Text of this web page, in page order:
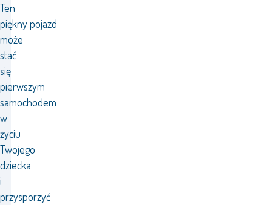
Ten
piękny pojazd
może
stać
się
pierwszym
samochodem
w
życiu
Twojego
dziecka
i
przysporzyć